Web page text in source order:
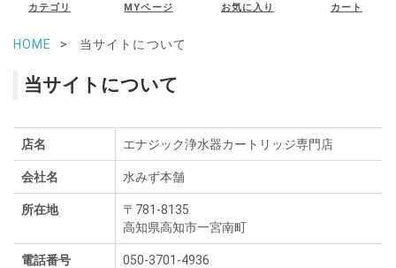
カテゴリ MYページ お気に入り カート
HOME 当サイトについて
当サイトについて
店名 エナジック浄水器カートリッジ専門店
会社名 水みず本舗
所在地
〒781-8135
高知県高知市一宮南町
電話番号 050-3701-4936